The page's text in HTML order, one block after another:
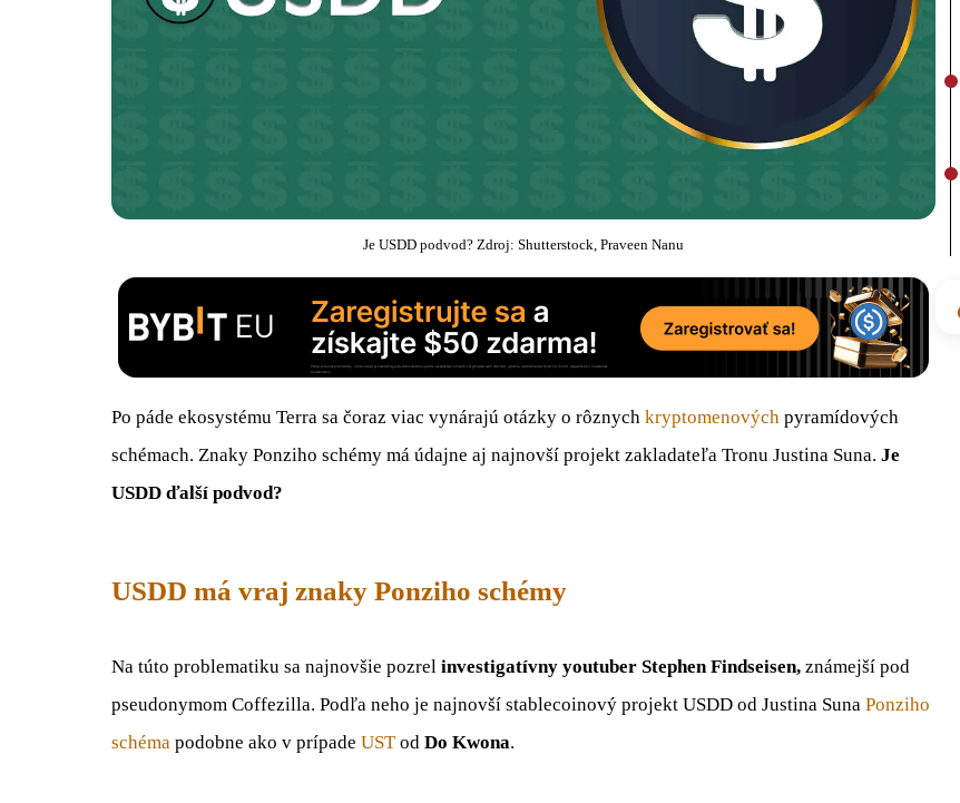
Je USDD podvod? Zdroj: Shutterstock, Praveen Nanu
Po páde ekosystému Terra sa čoraz viac vynárajú otázky o rôznych kryptomenových pyramídových
schémach. Znaky Ponziho schémy má údajne aj najnovší projekt zakladateľa Tronu Justina Suna. Je
USDD ďalší podvod?
USDD má vraj znaky Ponziho schémy
Na túto problematiku sa najnovšie pozrel investigatívny youtuber Stephen Findseisen, známejší pod
pseudonymom Coffezilla. Podľa neho je najnovší stablecoinový projekt USDD od Justina Suna Ponziho
schéma podobne ako v prípade USTod Do Kwona.